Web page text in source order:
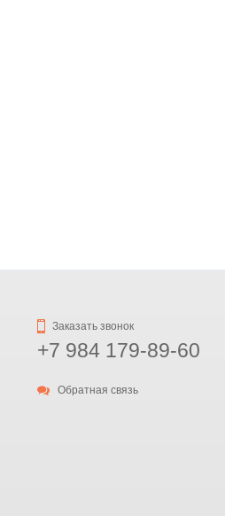
Заказать звонок
+7 984 179-89-60
Обратная связь